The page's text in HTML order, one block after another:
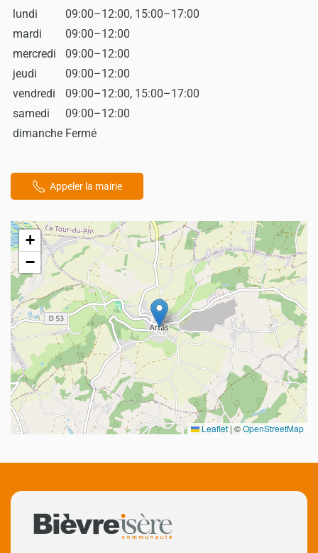
lundi
09:00–12:00, 15:00–17:00
mardi
09:00–12:00
mercredi
09:00–12:00
jeudi
09:00–12:00
vendredi
09:00–12:00, 15:00–17:00
samedi
09:00–12:00
dimanche Fermé
Appeler la mairie
+
−
Leaflet | ©OpenStreetMap